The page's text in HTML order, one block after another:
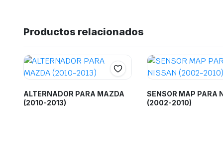
Productos relacionados
ALTERNADOR PARA MAZDA
(2010-2013)
SENSOR MAP PARA
(2002-2010)